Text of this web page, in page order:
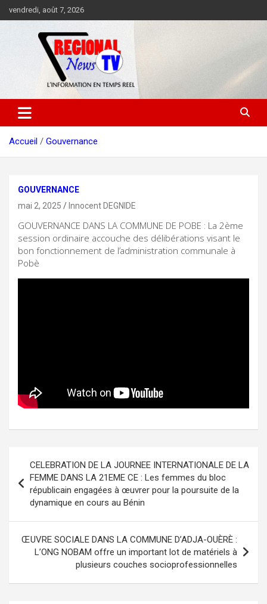
au
vendredi, août 7, 2026
Accueil Gouvernance
GOUVERNANCE
mai 2, 2025
Innocent DEGNIDE
GOUVERNANCE DANS LA COMMUNE DE POBE : La 2ème
session ordinaire accouche des délibérations visant le
bon fonctionnement de l’administration communale à
Pobè
de
l’article
CELEBRATION DE LA JOURNEE INTERNATIONALE DE LA
FEMME DANS LA 21EME CE : Les femmes du bloc
républicain engagées à œuvrer pour la poursuite de la
dynamique en cours au Bénin
ŒUVRE SOCIALE DANS LA COMMUNE D’ADJA-OUÈRÈ :
L’ONG NOBAM offre un important lot de matériels à
plusieurs couches socioprofessionnelles